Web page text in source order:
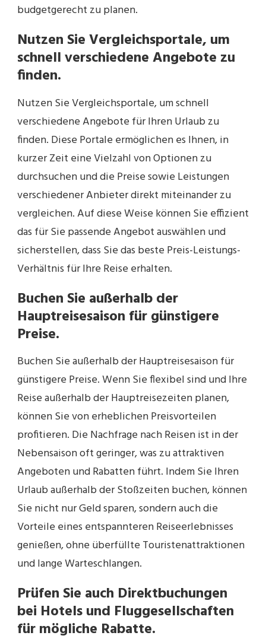
budgetgerecht zu planen.
Nutzen Sie Vergleichsportale, um
schnell verschiedene Angebote zu
finden.
Nutzen Sie Vergleichsportale, um schnell
verschiedene Angebote für Ihren Urlaub zu
finden. Diese Portale ermöglichen es Ihnen, in
kurzer Zeit eine Vielzahl von Optionen zu
durchsuchen und die Preise sowie Leistungen
verschiedener Anbieter direkt miteinander zu
vergleichen. Auf diese Weise können Sie effizient
das für Sie passende Angebot auswählen und
sicherstellen, dass Sie das beste Preis-Leistungs-
Verhältnis für Ihre Reise erhalten.
Buchen Sie außerhalb der
Hauptreisesaison für günstigere
Preise.
Buchen Sie außerhalb der Hauptreisesaison für
günstigere Preise. Wenn Sie flexibel sind und Ihre
Reise außerhalb der Hauptreisezeiten planen,
können Sie von erheblichen Preisvorteilen
profitieren. Die Nachfrage nach Reisen ist in der
Nebensaison oft geringer, was zu attraktiven
Angeboten und Rabatten führt. Indem Sie Ihren
Urlaub außerhalb der Stoßzeiten buchen, können
Sie nicht nur Geld sparen, sondern auch die
Vorteile eines entspannteren Reiseerlebnisses
genießen, ohne überfüllte Touristenattraktionen
und lange Warteschlangen.
Prüfen Sie auch Direktbuchungen
bei Hotels und Fluggesellschaften
für mögliche Rabatte.